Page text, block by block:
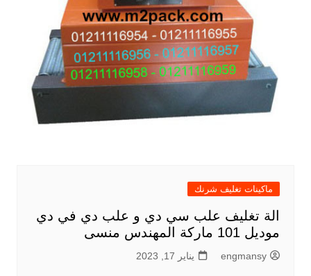
ماكينات تغليف شرنك
الة تغليف علب سي دي و علب دي في دي
موديل 101 ماركة المهندس منسى
engmansy يناير 17, 2023